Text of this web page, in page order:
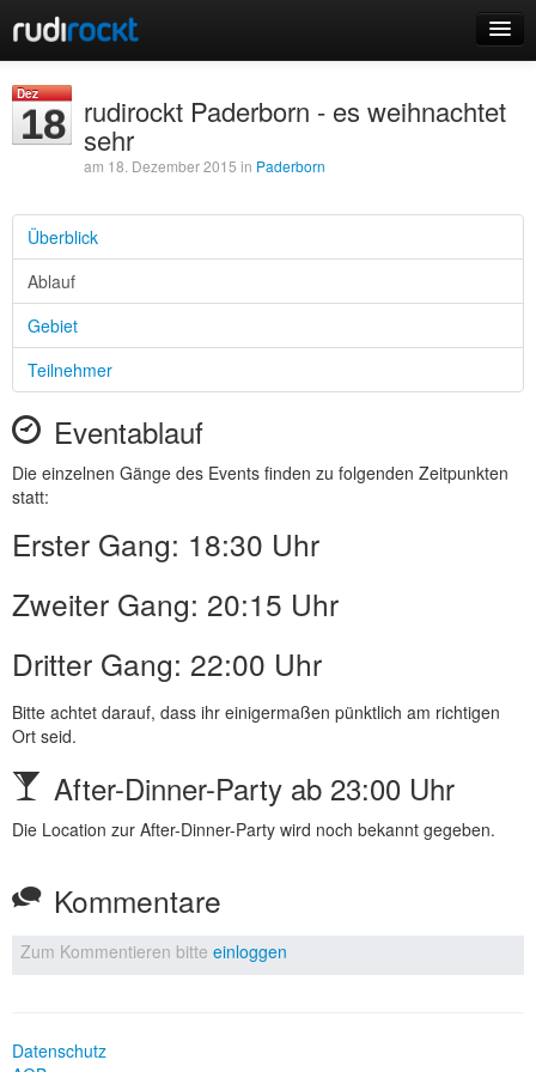
Events
Login
Registrieren
Dez
18 rudirockt Paderborn - es weihnachtet
sehr
am 18. Dezember 2015 in Paderborn
Überblick
Ablauf
Gebiet
Teilnehmer
Eventablauf
Die einzelnen Gänge des Events finden zu folgenden Zeitpunkten
statt:
Erster Gang: 18:30 Uhr
Zweiter Gang: 20:15 Uhr
Dritter Gang: 22:00 Uhr
Bitte achtet darauf, dass ihr einigermaßen pünktlich am richtigen
Ort seid.
After-Dinner-Party ab 23:00 Uhr
Die Location zur After-Dinner-Party wird noch bekannt gegeben.
Kommentare
Zum Kommentieren bitte einloggen
Datenschutz